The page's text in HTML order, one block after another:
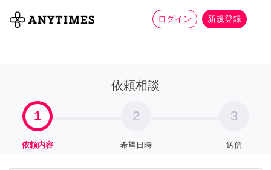
ログイン 新規登録
全て 家事 more_horiz
依頼相談
1
依頼内容
2
希望日時
3
送信